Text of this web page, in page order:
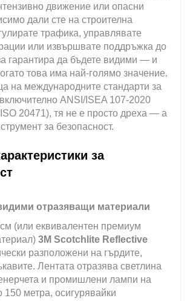
движение или опасни
дали сте на строителна
трафика, управлявате
или извършвате поддръжка до
гарантира да бъдете видими — и
това има най-голямо значение.
на международните стандарти за
ANSI/ISEA 107-2020
20471), тя не е просто дреха — а
за безопасност.
за
отразяващи материали
(или еквивалентен премиум
3M Scotchlite Reflective
разположени на гърдите,
Лентата отразява светлина
и промишлени лампи на
150 метра, осигурявайки